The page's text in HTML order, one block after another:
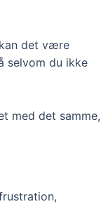
det være
selvom du ikke
med det samme,